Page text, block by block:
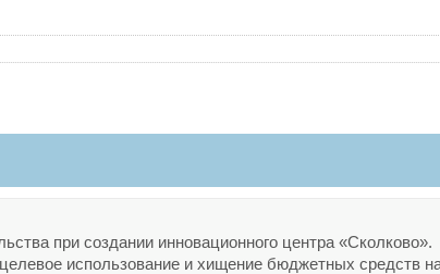
при создании инновационного центра «Сколково».
использование и хищение бюджетных средств